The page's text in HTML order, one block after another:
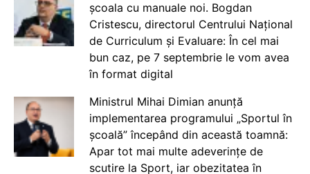
școala cu manuale noi. Bogdan
Cristescu, directorul Centrului Național
de Curriculum și Evaluare: În cel mai
bun caz, pe 7 septembrie le vom avea
în format digital
Ministrul Mihai Dimian anunță
implementarea programului „Sportul în
școală” începând din această toamnă:
Apar tot mai multe adeverințe de
scutire la Sport, iar obezitatea în